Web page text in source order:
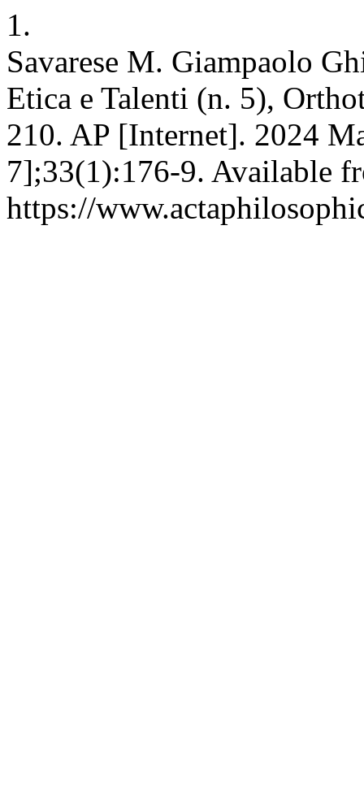
1.
Savarese M. Giampaolo
Etica e Talenti (n. 5),
210. AP [Internet]. 2024
7];33(1):176-9. Available
https://